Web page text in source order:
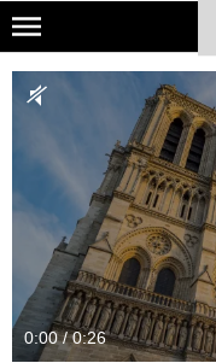
Skip
main
NATIONAL GEOGRAPHIC
PODCASTY
Sklep
Newsletter
Cuda Polski
0:00 / 0:26